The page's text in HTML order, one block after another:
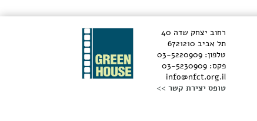
רחוב יצחק שדה 40
תל אביב 6721210
טלפון: 03-5220909
פקס: 03-5230909
info@nfct.org.il
טופס יצירת קשר >>